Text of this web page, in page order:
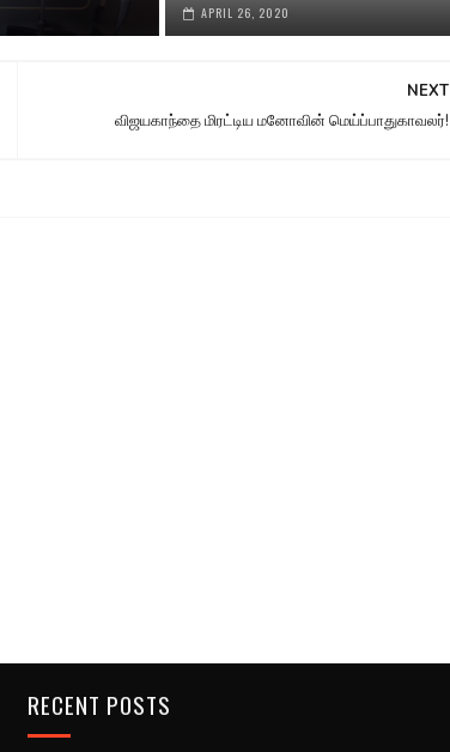
APRIL 26, 2020
NEXT
விஜயகாந்தை மிரட்டிய மனோவின் மெய்ப்பாதுகாவலர்!
RECENT POSTS